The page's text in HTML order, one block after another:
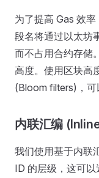
为了提高 Gas 效
段名将通过以太坊
而不占用合约存储
高度。使用区块高
(Bloom filters)，可
内联汇编
我们使用基于内联
ID 的层级，这可以